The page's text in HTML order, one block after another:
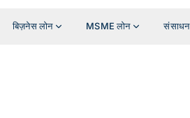
बिज़नेस लोन MSME लोन संसाधन